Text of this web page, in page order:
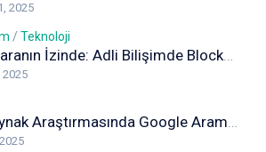
2025
/ Teknoloji
Dijital Paranın İzinde: Adli Bilişimde Blockchain Analizi
2025
Açık Kaynak Araştırmasında Google Arama Yöntemleri: Detaylı Rehber